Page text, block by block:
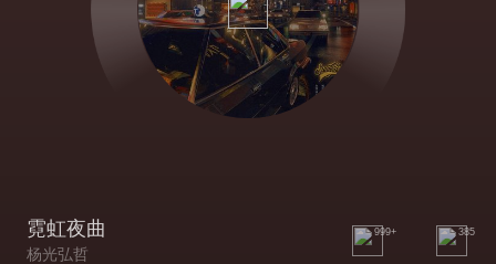
霓虹夜曲
杨光弘哲
999+ 385